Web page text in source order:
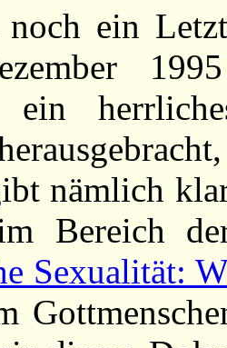
ein
ein
nämlich
Bereich
Sexualität: